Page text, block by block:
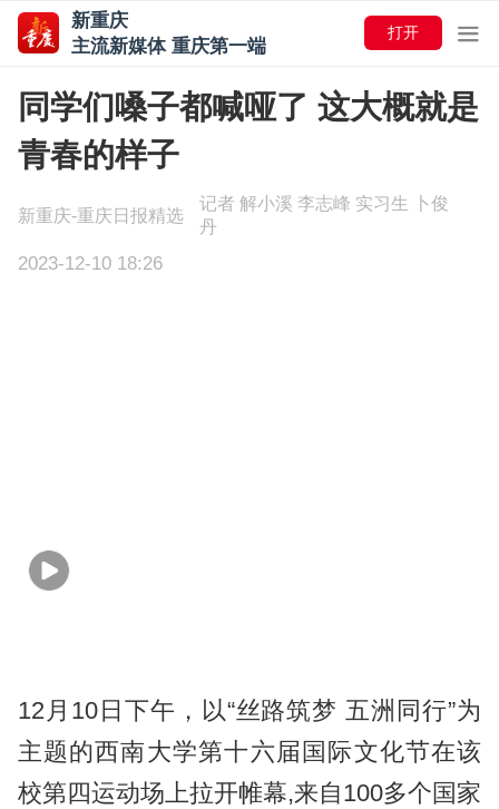
新重庆
主流新媒体 重庆第一端
打开
同学们嗓子都喊哑了 这大概就是
青春的样子
新重庆-重庆日报精选
记者 解小溪 李志峰 实习生 卜俊
丹
2023-12-10 18:26
12月10日下午，以“丝路筑梦 五洲同行”为
主题的西南大学第十六届国际文化节在该
校第四运动场上拉开帷幕,来自100多个国家